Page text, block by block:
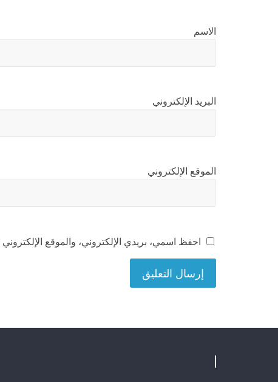
الاسم
البريد الإلكتروني
الموقع الإلكتروني
احفظ اسمي، بريدي الإلكتروني، والموقع